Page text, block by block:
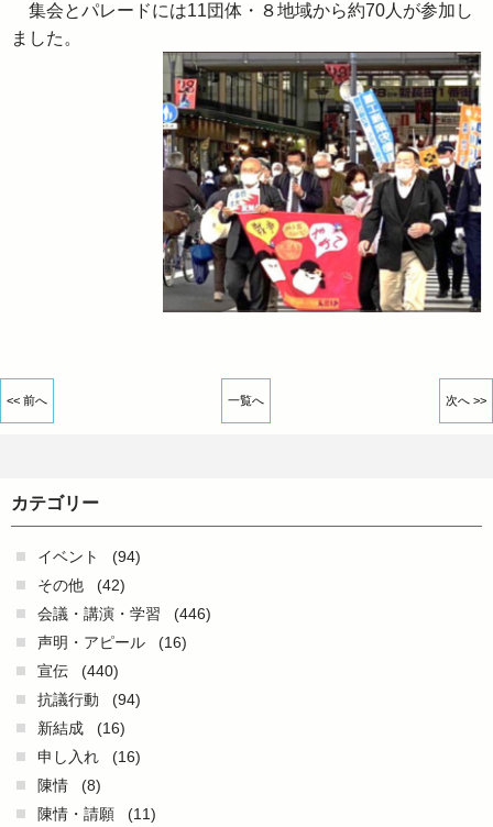
集会とパレードには11団体・８地域から約70人が参加し
ました。
<< 前へ 一覧へ 次へ >>
カテゴリー
イベント
(94)
その他
(42)
会議・講演・学習
(446)
声明・アピール
(16)
宣伝
(440)
抗議行動
(94)
新結成
(16)
申し入れ
(16)
陳情
(8)
陳情・請願
(11)